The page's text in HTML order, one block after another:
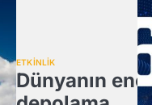
ETKİNLİK
Dünyanın